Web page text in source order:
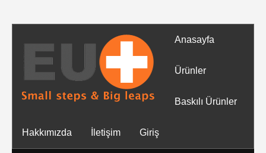
Anasayfa
Ürünler
Baskılı Ürünler
Hakkımızda İletişim Giriş
Tüm
Ürünler
Mendiller